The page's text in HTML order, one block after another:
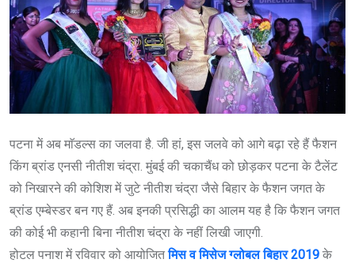
पटना में अब माॅडल्स का जलवा है. जी हां, इस जलवे को आगे बढ़ा रहे हैं फैशन
किंग ब्रांड एनसी नीतीश चंद्रा. मुंबई की चकाचैंध को छोड़कर पटना के टैलेंट
को निखारने की कोशिश में जुटे नीतीश चंद्रा जैसे बिहार के फैशन जगत के
ब्रांड एम्बेस्डर बन गए हैं. अब इनकी प्रसिद्धी का आलम यह है कि फैशन जगत
की कोई भी कहानी बिना नीतीश चंद्रा के नहीं लिखी जाएगी.
होटल पनाश में रविवार को आयोजितमिस व मिसेज ग्लोबल बिहार 2019 के